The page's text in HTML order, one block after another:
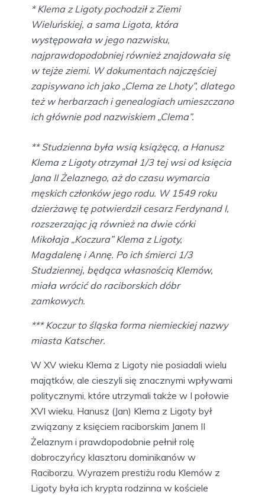
* Klema z Ligoty pochodził z Ziemi
Wieluńskiej, a sama Ligota, która
występowała w jego nazwisku,
najprawdopodobniej również znajdowała się
w tejże ziemi. W dokumentach najczęściej
zapisywano ich jako „Clema ze Lhoty”, dlatego
też w herbarzach i genealogiach umieszczano
ich głównie pod nazwiskiem „Clema”.
** Studzienna była wsią książęcą, a Hanusz
Klema z Ligoty otrzymał 1/3 tej wsi od księcia
Jana II Żelaznego, aż do czasu wymarcia
męskich członków jego rodu. W 1549 roku
dzierżawę tę potwierdził cesarz Ferdynand I,
rozszerzając ją również na dwie córki
Mikołaja „Koczura” Klema z Ligoty,
Magdalenę i Annę. Po ich śmierci 1/3
Studziennej, będąca własnością Klemów,
miała wrócić do raciborskich dóbr
zamkowych.
*** Koczur to śląska forma niemieckiej nazwy
miasta Katscher.
W XV wieku Klema z Ligoty nie posiadali wielu
majątków, ale cieszyli się znacznymi wpływami
politycznymi, które utrzymali także w I połowie
XVI wieku. Hanusz (Jan) Klema z Ligoty był
związany z księciem raciborskim Janem II
Żelaznym i prawdopodobnie pełnił rolę
dobroczyńcy klasztoru dominikanów w
Raciborzu. Wyrazem prestiżu rodu Klemów z
Ligoty była ich krypta rodzinna w kościele